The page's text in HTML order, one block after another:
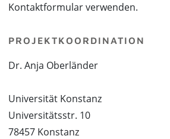
Kontaktformular verwenden.
PROJEKTKOORDINATION
Dr. Anja Oberländer
Universität Konstanz
Universitätsstr. 10
78457 Konstanz